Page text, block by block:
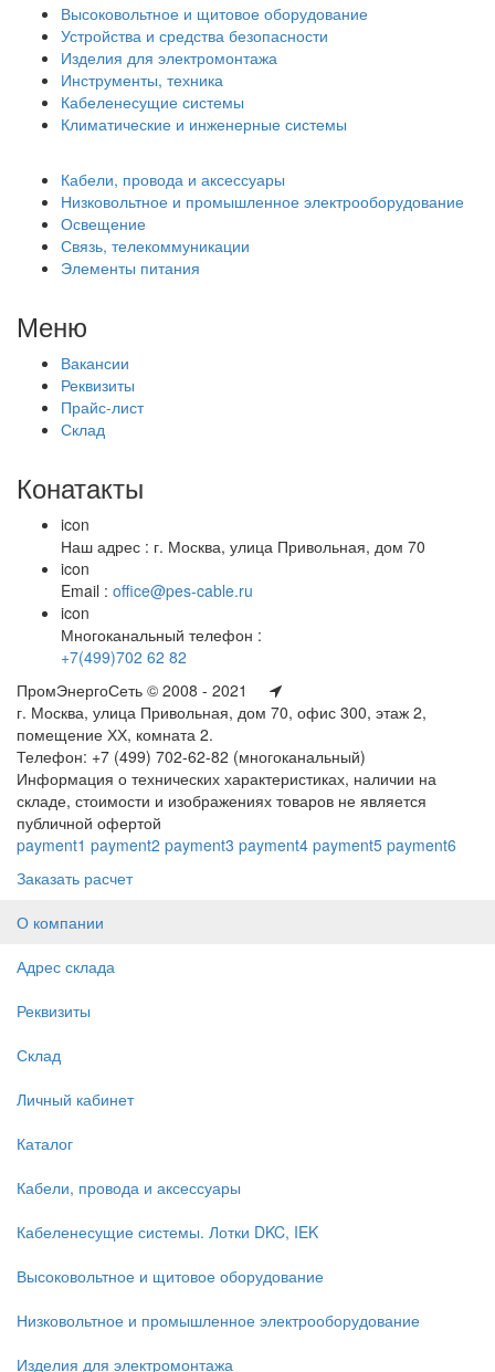
Высоковольтное и щитовое оборудование
Устройства и средства безопасности
Изделия для электромонтажа
Инструменты, техника
Кабеленесущие системы
Климатические и инженерные системы
Кабели, провода и аксессуары
Низковольтное и промышленное электрооборудование
Освещение
Связь, телекоммуникации
Элементы питания
Меню
Вакансии
Реквизиты
Прайс-лист
Склад
Конатакты
icon
Наш адрес : г. Москва, улица Привольная, дом 70
icon
Email : office@pes-cable.ru
icon
Многоканальный телефон :
+7(499)702 62 82
ПромЭнергоСеть © 2008 - 2021
г. Москва, улица Привольная, дом 70, офис 300, этаж 2,
помещение ХХ, комната 2.
Телефон: +7 (499) 702-62-82 (многоканальный)
Информация о технических характеристиках, наличии на
складе, стоимости и изображениях товаров не является
публичной офертой
payment1 payment2 payment3 payment4 payment5 payment6
Заказать расчет
О компании
Адрес склада
Реквизиты
Склад
Личный кабинет
Каталог
Кабели, провода и аксессуары
Кабеленесущие системы. Лотки DKC, IEK
Высоковольтное и щитовое оборудование
Низковольтное и промышленное электрооборудование
Изделия для электромонтажа